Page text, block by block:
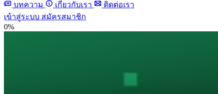
บทความ
เกี่ยวกับเรา
ติดต่อเรา
เข้าสู่ระบบ สมัครสมาชิก
0%